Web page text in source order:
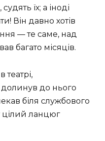
їх; а іноді
Він давно хотів
— те саме, над
багато місяців.
театрі,
до нього
біля службового
ланцюг